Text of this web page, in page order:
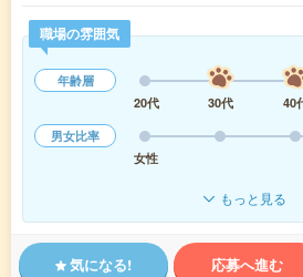
職場の雰囲気
年齢層
20代
30代 40
男女比率
女性
もっと見る
気になる! 応募へ進む